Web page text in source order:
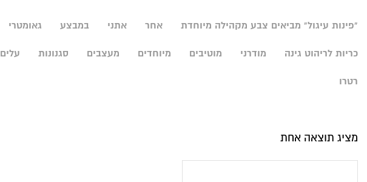
"פינות עיגול" מביאים צבע מקהילה מיוחדת אחר אתני במבצע גאומטרי
כריות לריהוט גינה מודרני מוטיבים מיוחדים מעצבים סגנונות עלים
רטרו
מציג תוצאה אחת